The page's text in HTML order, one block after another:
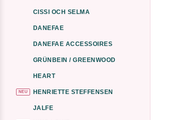
CISSI OCH SELMA
DANEFAE
DANEFAE ACCESSOIRES
GRÜNBEIN / GREENWOOD
HEART
NEU HENRIETTE STEFFENSEN
JALFE